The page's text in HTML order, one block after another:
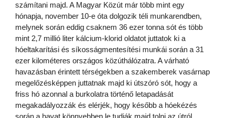
számítani majd. A Magyar Közút már több mint egy
hónapja, november 10-e óta dolgozik téli munkarendben,
melynek során eddig csaknem 36 ezer tonna sót és több
mint 2,7 millió liter kálcium-klorid oldatot juttatok ki a
hóeltakarítási és síkosságmentesítési munkái során a 31
ezer kilométeres országos közúthálózatra. A várható
havazásban érintett térségekben a szakemberek vasárnap
megelőzésképpen juttatnak majd ki útszóró sót, hogy a
friss hó azonnal a burkolatra történő letapadását
megakadályozzák és elérjék, hogy később a hóekézés